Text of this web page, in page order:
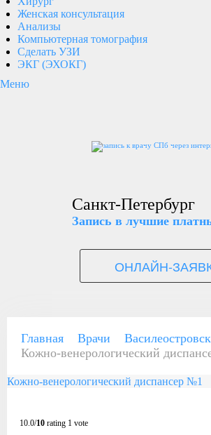
Женская консультация
Анализы
Компьютерная томография
Сделать УЗИ
ЭКГ (ЭХОКГ)
Меню
Санкт-Петербург
Запись в лучшие
ОНЛАЙН-
Главная Врачи
Кожно-венерологический
Кожно-венерологический диспансер №1
10.0/10 rating 1 vote